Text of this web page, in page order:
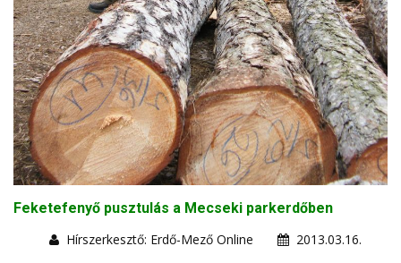
Feketefenyő pusztulás a Mecseki parkerdőben
Hírszerkesztő: Erdő-Mező Online
2013.03.16.